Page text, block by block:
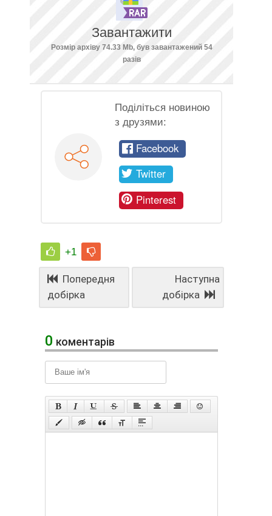
Завантажити
Розмір архіву 74.33 Mb, був завантажений 54
разів
Поділіться новиною
з друзями:
Facebook
Twitter
Pinterest
+1
Попередня
добірка
Наступна
добірка
0 коментарів